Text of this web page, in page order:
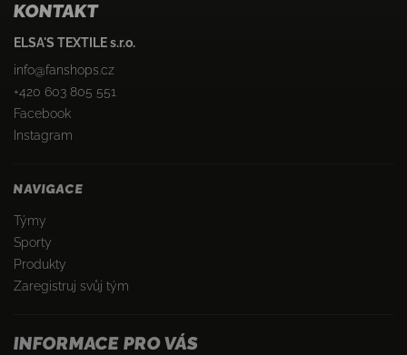
KONTAKT
ELSA'S TEXTILE s.r.o.
info@fanshops.cz
+420 603 805 551
Facebook
Instagram
NAVIGACE
Týmy
Sporty
Produkty
Zaregistruj svůj tým
INFORMACE PRO VÁS